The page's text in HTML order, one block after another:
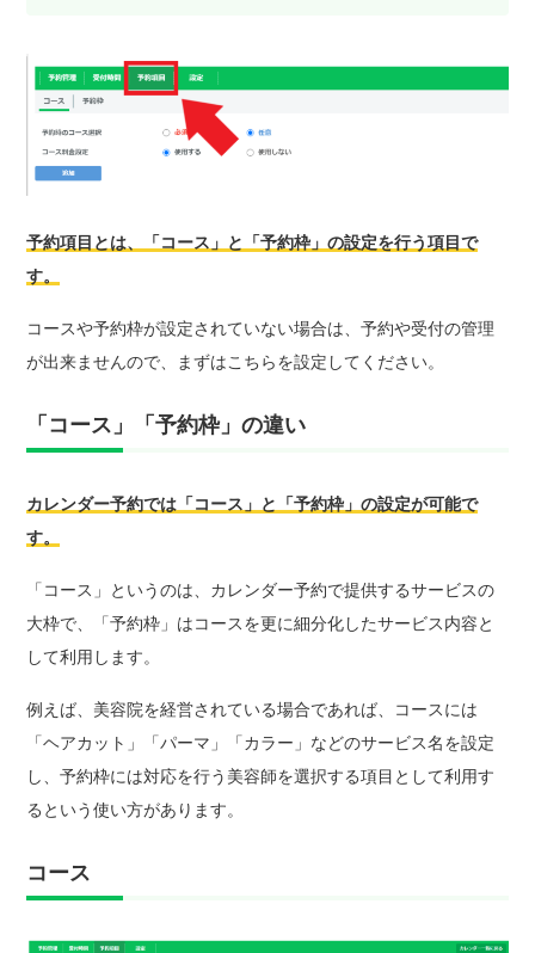
予約項目とは、「コース」と「予約枠」の設定を行う項目で
す。
コースや予約枠が設定されていない場合は、予約や受付の管理
が出来ませんので、まずはこちらを設定してください。
「コース」「予約枠」の違い
カレンダー予約では「コース」と「予約枠」の設定が可能で
す。
「コース」というのは、カレンダー予約で提供するサービスの
大枠で、「予約枠」はコースを更に細分化したサービス内容と
して利用します。
例えば、美容院を経営されている場合であれば、コースには
「ヘアカット」「パーマ」「カラー」などのサービス名を設定
し、予約枠には対応を行う美容師を選択する項目として利用す
るという使い方があります。
コース